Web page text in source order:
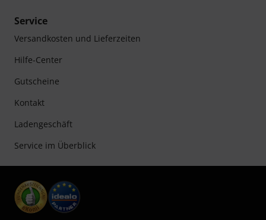
Service
Versandkosten und Lieferzeiten
Hilfe-Center
Gutscheine
Kontakt
Ladengeschäft
Service im Überblick